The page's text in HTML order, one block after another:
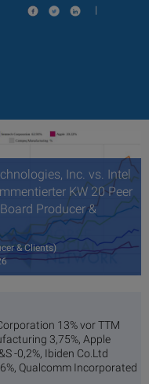
|
Inc. vs. Intel
KW 20 Peer
Producer &
& Clients)
13% vor TTM
3,75%, Apple
-0,2%, Ibiden Co.Ltd
Qualcomm Incorporated